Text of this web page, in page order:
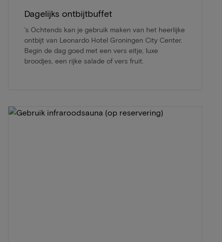
Dagelijks ontbijtbuffet
’s Ochtends kan je gebruik maken van het heerlijke
ontbijt van Leonardo Hotel Groningen City Center.
Begin de dag goed met een vers eitje, luxe
broodjes, een rijke salade of vers fruit.